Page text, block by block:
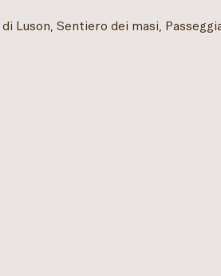
Luson, Sentiero dei masi,